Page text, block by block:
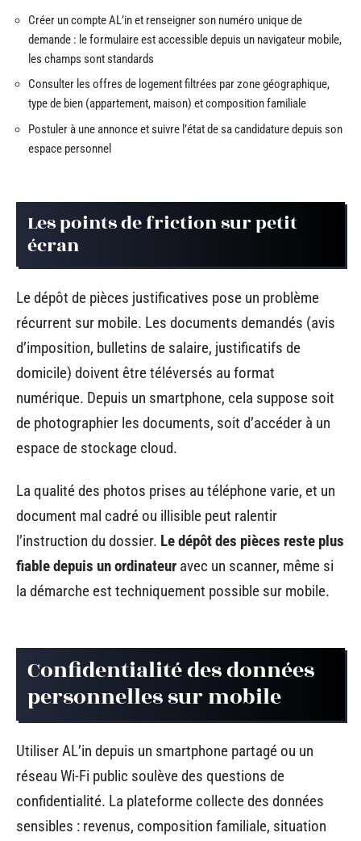
Créer un compte AL’in et renseigner son numéro unique de
demande : le formulaire est accessible depuis un navigateur mobile,
les champs sont standards
Consulter les offres de logement filtrées par zone géographique,
type de bien (appartement, maison) et composition familiale
Postuler à une annonce et suivre l’état de sa candidature depuis son
espace personnel
Les points de friction sur petit
écran
Le dépôt de pièces justificatives pose un problème
récurrent sur mobile. Les documents demandés (avis
d’imposition, bulletins de salaire, justificatifs de
domicile) doivent être téléversés au format
numérique. Depuis un smartphone, cela suppose soit
de photographier les documents, soit d’accéder à un
espace de stockage cloud.
La qualité des photos prises au téléphone varie, et un
document mal cadré ou illisible peut ralentir
l’instruction du dossier. Le dépôt des pièces reste plus
fiable depuis un ordinateur avec un scanner, même si
la démarche est techniquement possible sur mobile.
Confidentialité des données
personnelles sur mobile
Utiliser AL’in depuis un smartphone partagé ou un
réseau Wi-Fi public soulève des questions de
confidentialité. La plateforme collecte des données
sensibles : revenus, composition familiale, situation